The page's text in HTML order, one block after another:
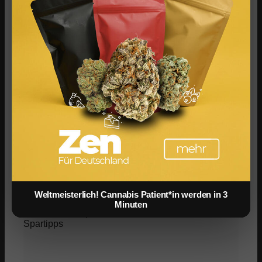
Infused Kitchen: Cannabis Rezepte für Backen,
Kochen, Grillen & Drinks
Social Media Werbeanzeigen: Mehr Verkäufe durch
Weltmeisterlich! Cannabis Patient*in werden in 3
Minuten